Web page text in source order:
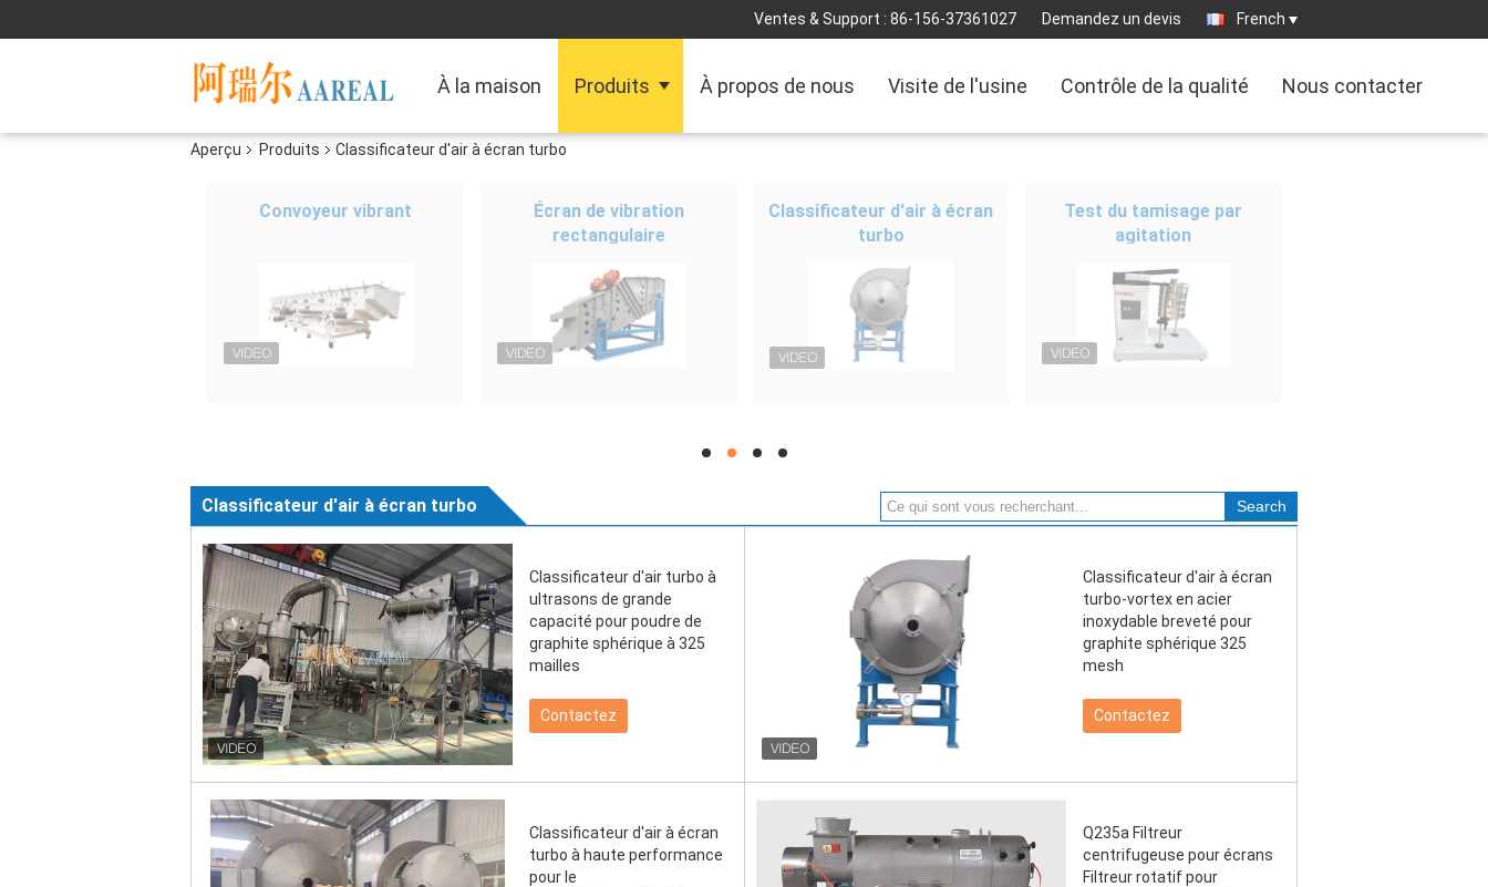
Ventes & Support : 86-156-37361027 Demandez un devis French
À la maison Produits À propos de nous Visite de l'usine Contrôle de la qualité Nous contacter
Aperçu Produits Classificateur d'air à écran turbo
Convoyeur vibrant
Écran de vibration
rectangulaire
Classificateur d'air à écran
turbo
Test du tamisage par
agitation
hd hd hd hd
Classificateur d'air à écran turbo
Classificateur d'air turbo à
ultrasons de grande
capacité pour poudre de
graphite sphérique à 325
mailles
Contactez
Classificateur d'air à écran
turbo-vortex en acier
inoxydable breveté pour
graphite sphérique 325
mesh
Contactez
Classificateur d'air à écran
turbo à haute performance
pour le
Q235a Filtreur
centrifugeuse pour écrans
Filtreur rotatif pour